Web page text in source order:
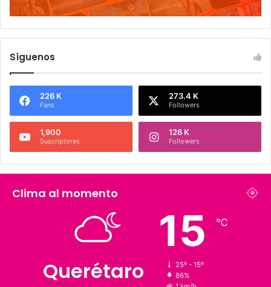
Síguenos
226 K
Fans
273.4 K
Followers
1,900
Suscriptores
126 K
Followers
Clima al momento
Querétaro
15 ℃
25º - 15º
86%